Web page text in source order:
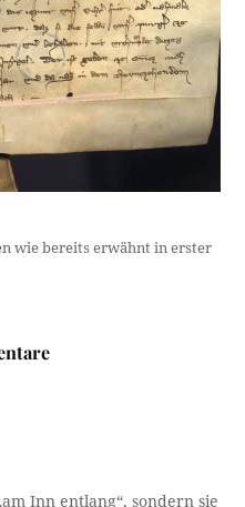
wie bereits erwähnt in erster
Inn entlang“, sondern sie